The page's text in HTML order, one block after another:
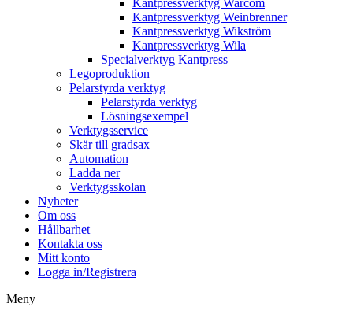
Kantpressverktyg Warcom
Kantpressverktyg Weinbrenner
Kantpressverktyg Wikström
Kantpressverktyg Wila
Specialverktyg Kantpress
Legoproduktion
Pelarstyrda verktyg
Pelarstyrda verktyg
Lösningsexempel
Verktygsservice
Skär till gradsax
Automation
Ladda ner
Verktygsskolan
Nyheter
Om oss
Hållbarhet
Kontakta oss
Mitt konto
Logga in/Registrera
Meny